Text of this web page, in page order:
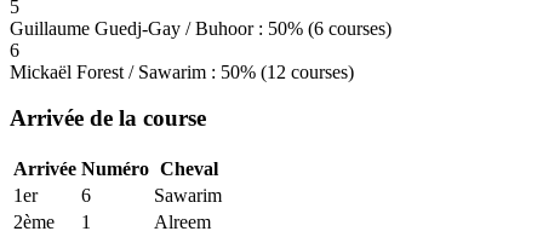
5
Guillaume Guedj-Gay / Buhoor : 50% (6 courses)
6
Mickaël Forest / Sawarim : 50% (12 courses)
Arrivée de la course
Arrivée Numéro Cheval
1er
6
Sawarim
2ème
1
Alreem